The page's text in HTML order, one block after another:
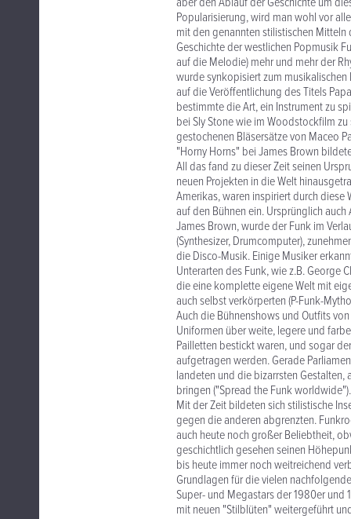
Popularisierung, wird man wohl vor
mit den genannten stilistischen
Geschichte der westlichen Popmusik
auf die Melodie) mehr und mehr der
wurde synkopisiert zum
auf die Veröffentlichung des Titels
bestimmte die Art, ein Instrument zu
bei Sly Stone wie im Woodstockfilm
gestochenen Bläsersätze von Maceo
"Horny Horns" bei James Brown
All das fand zu dieser Zeit seinen
neuen Projekten in die Welt
Amerikas, waren inspiriert durch diese
auf den Bühnen ein. Ursprünglich
James Brown, wurde der Funk im
(Synthesizer, Drumcomputer),
die Disco-Musik. Einige Musiker
Unterarten des Funk, wie z.B. George
die eine komplette eigene Welt mit
auch selbst verkörperten (P-Funk-
Auch die Bühnenshows und Outfits
Uniformen über weite, legere und
Pailletten bestickt waren, und sogar
aufgetragen werden. Gerade
landeten und die bizarrsten Gestalten,
bringen ("Spread the Funk worldwide").
Mit der Zeit bildeten sich stilistische
gegen die anderen abgrenzten.
auch heute noch großer Beliebtheit,
geschichtlich gesehen seinen
bis heute immer noch weitreichend
Grundlagen für die vielen
Super- und Megastars der 1980er und
mit neuen "Stilblüten" weitergeführt